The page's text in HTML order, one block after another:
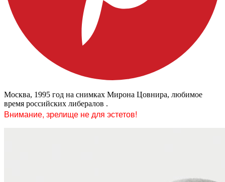
Москва, 1995 год на снимках Мирона Цовнира, любимое
время российских либералов .
Внимание, зрелище не для эстетов!